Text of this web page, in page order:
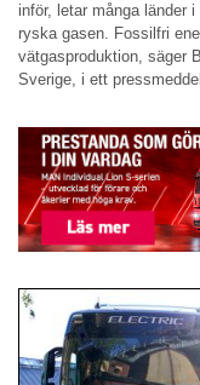
inför, letar många länder
ryska gasen. Fossilfri
vätgasproduktion, säger
Sverige, i ett